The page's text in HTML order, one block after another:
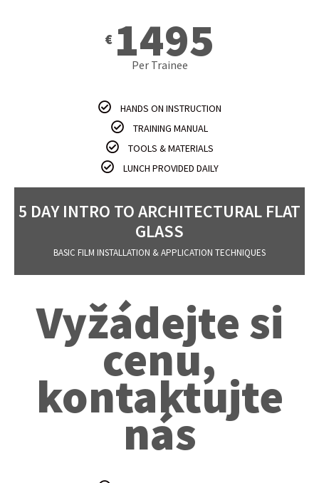
€ 1495
Per Trainee
HANDS ON INSTRUCTION
TRAINING MANUAL
TOOLS & MATERIALS
LUNCH PROVIDED DAILY
5 DAY INTRO TO ARCHITECTURAL FLAT
GLASS
BASIC FILM INSTALLATION & APPLICATION TECHNIQUES
Vyžádejte si
cenu,
kontaktujte
nás